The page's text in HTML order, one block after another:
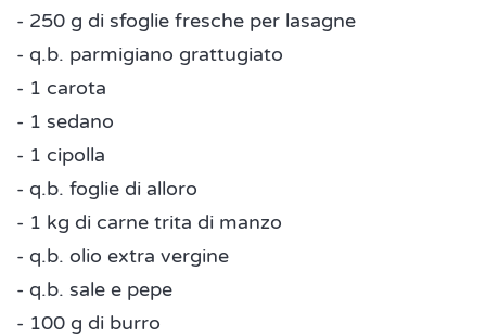
- 250 g di sfoglie fresche per lasagne
- q.b. parmigiano grattugiato
- 1 carota
- 1 sedano
- 1 cipolla
- q.b. foglie di alloro
- 1 kg di carne trita di manzo
- q.b. olio extra vergine
- q.b. sale e pepe
- 100 g di burro